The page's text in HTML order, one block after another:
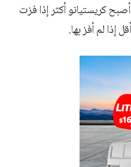
كريستيانو أكثر إذا فزت
إذا لم أفز بها.